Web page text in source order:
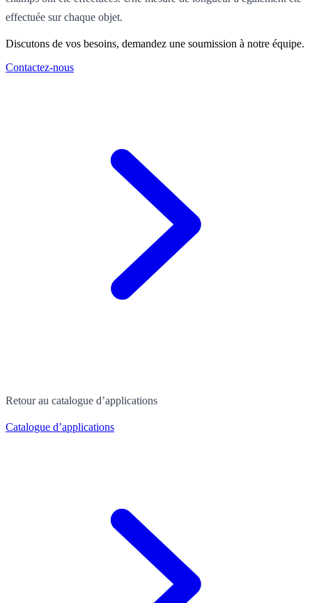
effectuée sur chaque objet.
Discutons de vos besoins, demandez une soumission à notre équipe.
Contactez-nous
Retour au catalogue d’applications
Catalogue d’applications